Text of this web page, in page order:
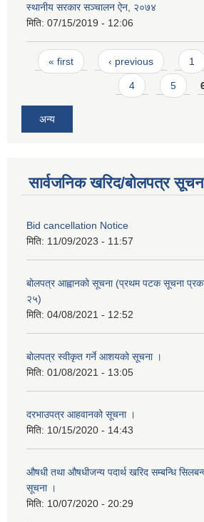
स्थानीय सरकार सञ्चालन ऐन, २०७४
मिति: 07/15/2019 - 12:06
Pages
« first ‹ previous 1
4 5
अन्य
सार्वजनिक खरिद/बोलपत्र
Bid cancellation Notice
मिति: 11/09/2023 - 11:57
बोलपत्र आह्वानको सूचना (प्रथम पटक सूचना
२५)
मिति: 04/08/2021 - 12:52
बोलपत्र स्वीकृत गर्ने आशयको सूचना ।
मिति: 01/08/2021 - 13:05
दरभाउपत्र आहवानको सूचना ।
मिति: 10/15/2020 - 14:43
औषधी तथा औषधीजन्य पदार्थ खरिद सम्बन्धि
सूचना ।
मिति: 10/07/2020 - 20:29